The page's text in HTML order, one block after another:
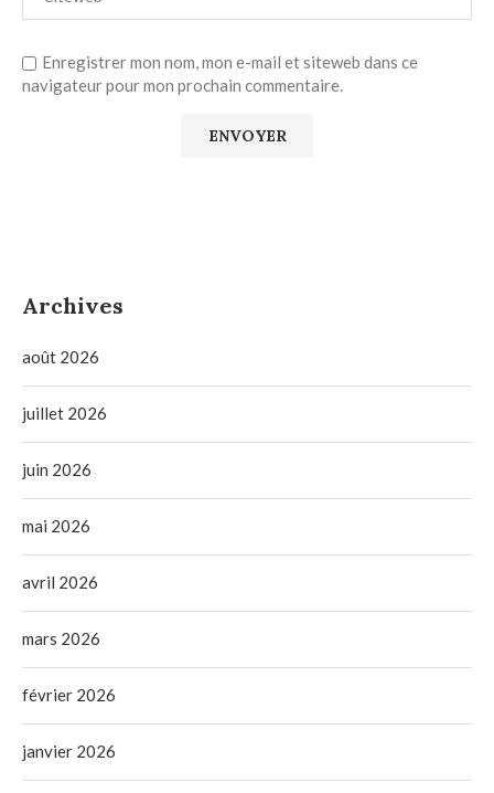
Enregistrer mon nom, mon e-mail et siteweb dans ce
navigateur pour mon prochain commentaire.
Archives
août 2026
juillet 2026
juin 2026
mai 2026
avril 2026
mars 2026
février 2026
janvier 2026